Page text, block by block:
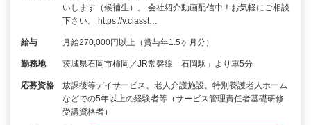
いします（候補生）。 会社紹介動画配信中！お気軽にご相談
下さい。 https://v.classt…
給与 月給270,000円以上（賞与年1.5ヶ月分）
勤務地 茨城県石岡市柿岡／JR常磐線「石岡駅」より車5分
応募資格
放課後等デイサービス、老人介護施設、特別養護老人ホーム
などでの5年以上の経験者等（サービス管理責任者基礎研修
受講資格者）